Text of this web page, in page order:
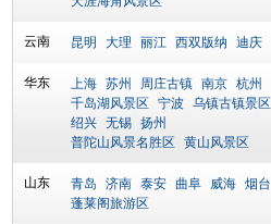
云南 昆明 大理 丽江 西双版纳 迪庆
华东 上海 苏州 周庄古镇 南京 杭州
千岛湖风景区
宁波
乌镇古镇景区
绍兴 无锡 扬州
普陀山风景名胜区
黄山风景区
山东 青岛 济南 泰安 曲阜 威海 烟台
蓬莱阁旅游区